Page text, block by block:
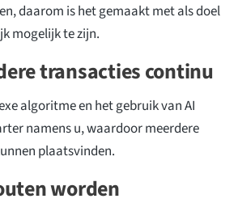
daarom is het gemaakt met als doel
mogelijk te zijn.
transacties continu
algoritme en het gebruik van AI
namens u, waardoor meerdere
plaatsvinden.
worden